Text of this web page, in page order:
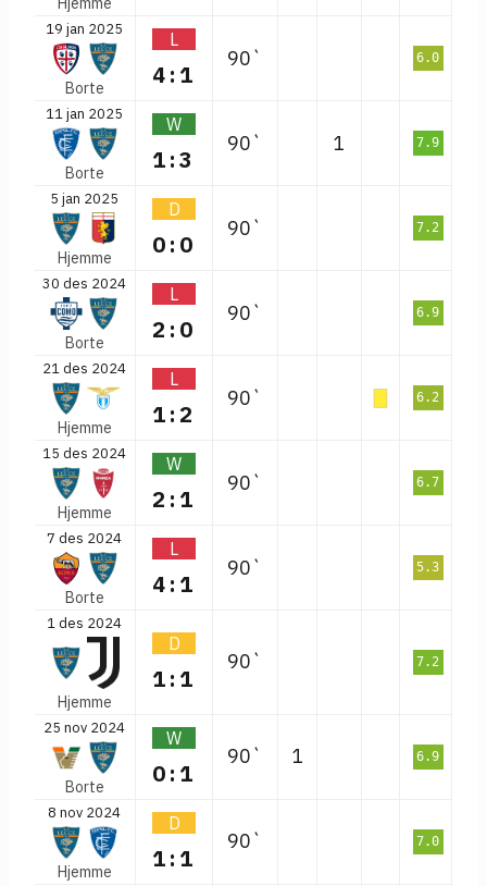
19 jan 2025
Borte
L
4:1
90` 6.0
11 jan 2025
Borte
W
1:3
90` 1 7.9
5 jan 2025
Hjemme
D
0:0
90` 7.2
30 des 2024
Borte
L
2:0
90` 6.9
21 des 2024
Hjemme
L
1:2
90` 6.2
15 des 2024
Hjemme
W
2:1
90` 6.7
7 des 2024
Borte
L
4:1
90` 5.3
1 des 2024
Hjemme
D
1:1
90` 7.2
25 nov 2024
Borte
W
0:1
90` 1 6.9
8 nov 2024
Hjemme
D
1:1
90` 7.0